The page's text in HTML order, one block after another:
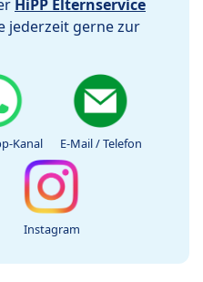
HiPP Elternservice
jederzeit gerne zur
Kanal E-Mail / Telefon
Instagram